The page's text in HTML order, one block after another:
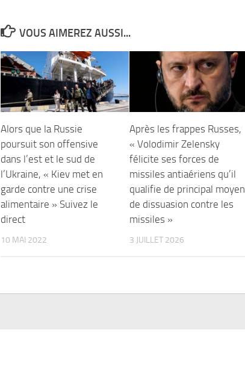
VOUS AIMEREZ AUSSI...
Alors que la Russie
poursuit son offensive
dans l’est et le sud de
l’Ukraine, « Kiev met en
garde contre une crise
alimentaire » Suivez le
direct
10 MAI 2022
Après les frappes Russes,
« Volodimir Zelensky
félicite ses forces de
missiles antiaériens qu’il
qualifie de principal moyen
de dissuasion contre les
missiles »
3 JUILLET 2026